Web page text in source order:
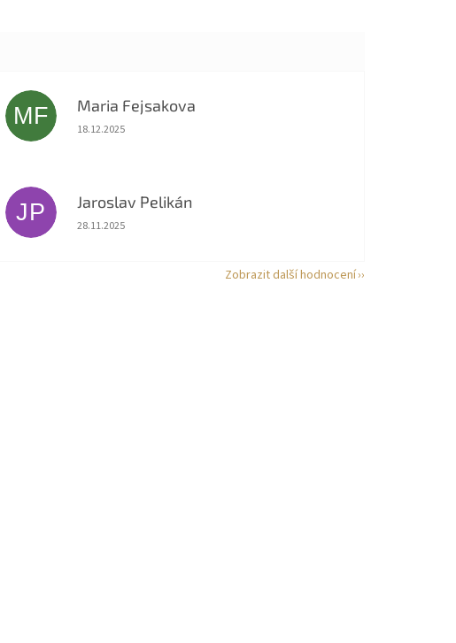
MF Maria Fejsakova
Hodnocení obchodu je 5 z 5 hvězdiček.
18.12.2025
JP Jaroslav Pelikán
Hodnocení obchodu je 5 z 5 hvězdiček.
28.11.2025
Zobrazit další hodnocení